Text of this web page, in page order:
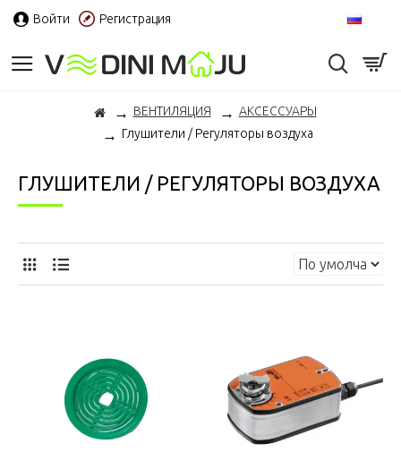
Войти Регистрация
ВЕНТИЛЯЦИЯ
АКСЕССУАРЫ
Глушители / Регуляторы воздуха
ГЛУШИТЕЛИ / РЕГУЛЯТОРЫ ВОЗДУХА